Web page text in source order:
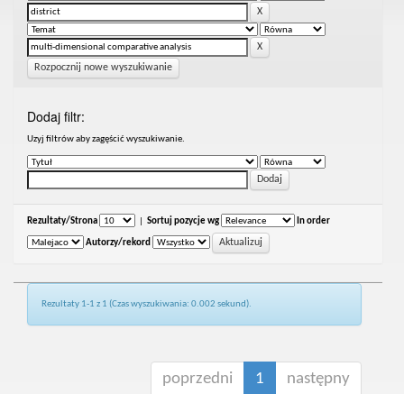
Rozpocznij nowe wyszukiwanie
Dodaj filtr:
Uzyj filtrów aby zagęścić wyszukiwanie.
Rezultaty/Strona Sortuj pozycje wg In order
Autorzy/rekord
Rezultaty 1-1 z 1 (Czas wyszukiwania: 0.002 sekund).
poprzedni 1 następny